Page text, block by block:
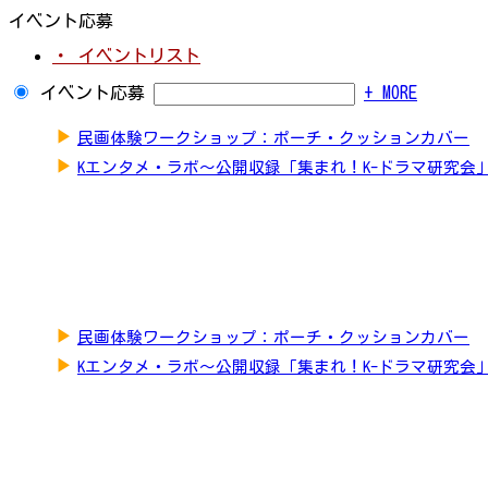
イベント応募
・ イベントリスト
イベント応募 + MORE
▶ 民画体験ワークショップ：ポーチ・クッションカバー
▶ Kエンタメ・ラボ～公開収録「集まれ！K-ドラマ研究会
▶ 民画体験ワークショップ：ポーチ・クッションカバー
▶ Kエンタメ・ラボ～公開収録「集まれ！K-ドラマ研究会